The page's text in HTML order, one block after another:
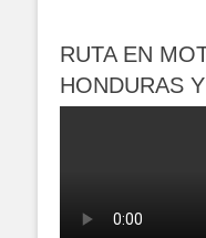
RUTA EN
HONDURAS